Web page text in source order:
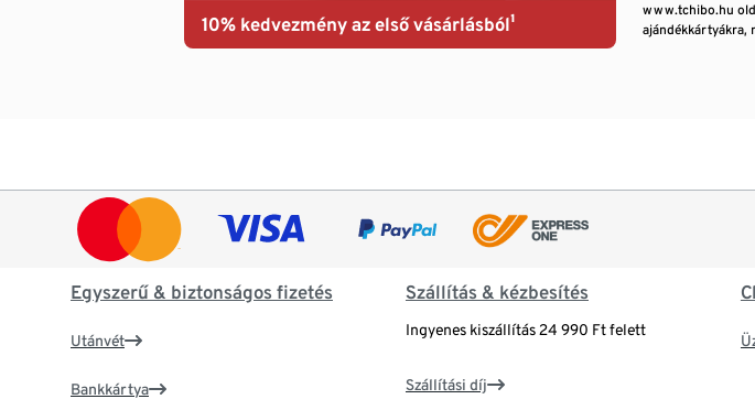
10% kedvezmény az első vásárlásból¹
www.tchibo.hu
ajándékkártyákra,
Egyszerű & biztonságos fizetés
Utánvét
Bankkártya
Szállítás & kézbesítés
Ingyenes kiszállítás 24 990 Ft felett
Szállítási díj